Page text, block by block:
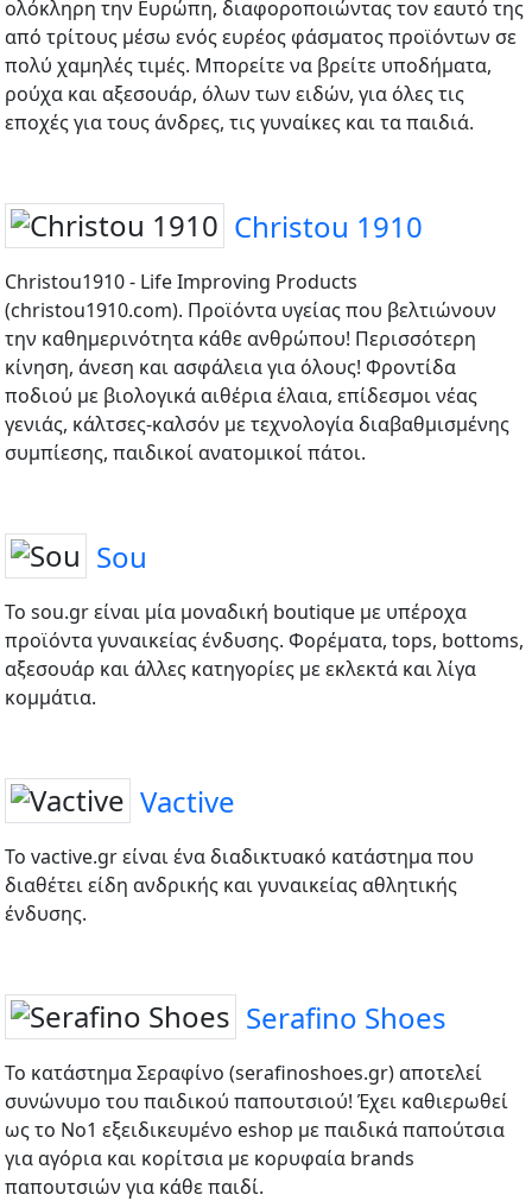
ολόκληρη την Ευρώπη, διαφοροποιώντας τον εαυτό της
από τρίτους μέσω ενός ευρέος φάσματος προϊόντων σε
πολύ χαμηλές τιμές. Μπορείτε να βρείτε υποδήματα,
ρούχα και αξεσουάρ, όλων των ειδών, για όλες τις
εποχές για τους άνδρες, τις γυναίκες και τα παιδιά.
Christou 1910
Christou1910 - Life Improving Products
(christou1910.com). Προϊόντα υγείας που βελτιώνουν
την καθημερινότητα κάθε ανθρώπου! Περισσότερη
κίνηση, άνεση και ασφάλεια για όλους! Φροντίδα
ποδιού με βιολογικά αιθέρια έλαια, επίδεσμοι νέας
γενιάς, κάλτσες-καλσόν με τεχνολογία διαβαθμισμένης
συμπίεσης, παιδικοί ανατομικοί πάτοι.
Sou
Το sou.gr είναι μία μοναδική boutique με υπέροχα
προϊόντα γυναικείας ένδυσης. Φορέματα, tops, bottoms,
αξεσουάρ και άλλες κατηγορίες με εκλεκτά και λίγα
κομμάτια.
Vactive
To vactive.gr είναι ένα διαδικτυακό κατάστημα που
διαθέτει είδη ανδρικής και γυναικείας αθλητικής
ένδυσης.
Serafino Shoes
Το κατάστημα Σεραφίνο (serafinoshoes.gr) αποτελεί
συνώνυμο του παιδικού παπουτσιού! Έχει καθιερωθεί
ως το Νο1 εξειδικευμένο eshop με παιδικά παπούτσια
για αγόρια και κορίτσια με κορυφαία brands
παπουτσιών για κάθε παιδί.